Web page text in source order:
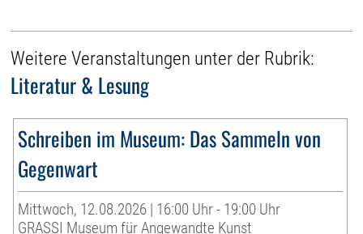
Weitere Veranstaltungen unter der Rubrik:
Literatur & Lesung
Schreiben im Museum: Das Sammeln von
Gegenwart
Mittwoch, 12.08.2026 | 16:00 Uhr - 19:00 Uhr
GRASSI Museum für Angewandte Kunst